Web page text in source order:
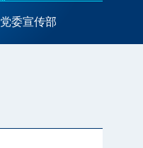
党委宣传部